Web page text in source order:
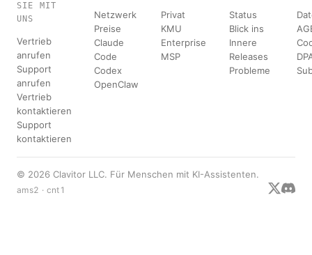
SIE MIT
UNS
Vertrieb
anrufen
Support
anrufen
Vertrieb
kontaktieren
Support
kontaktieren
Netzwerk
Preise
Claude
Code
Codex
OpenClaw
Privat
KMU
Enterprise
MSP
Status
Blick ins
Innere
Releases
Probleme
© 2026 Clavitor LLC. Für Menschen mit KI-Assistenten.
ams2 · cnt1